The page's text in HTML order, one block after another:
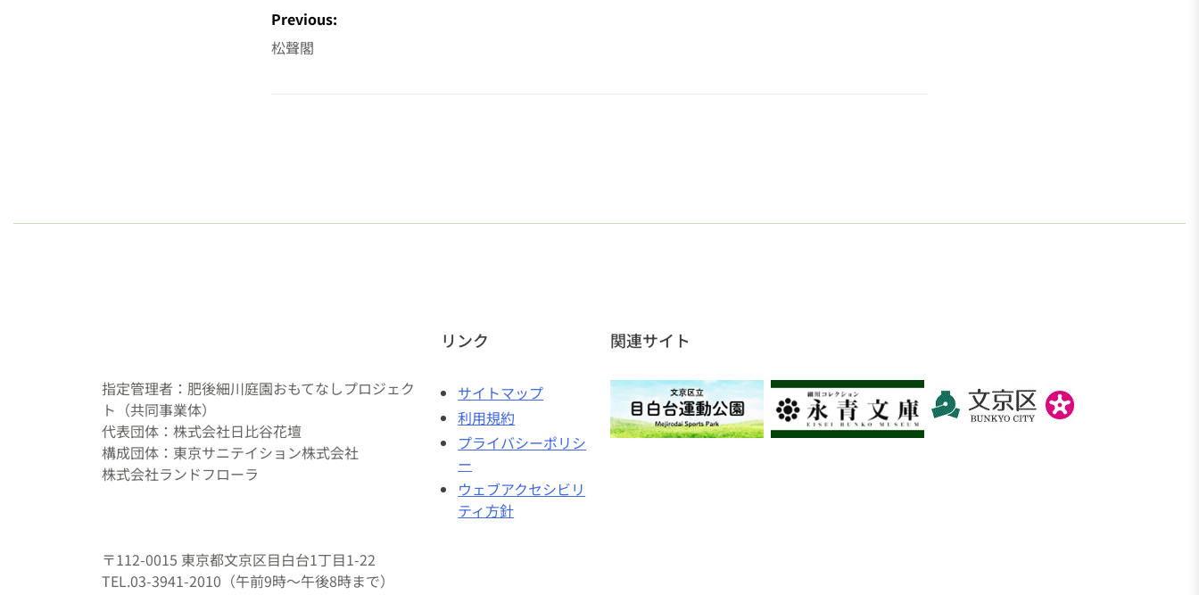
稿
ナ
ョ
Previous:
松聲閣
指定管理者：肥後細川庭園おもてなしプロジェク
ト（共同事業体）
代表団体：株式会社日比谷花壇
構成団体：東京サニテイション株式会社
株式会社ランドフローラ
〒112-0015 東京都文京区目白台1丁目1-22
TEL.03-3941-2010（午前9時～午後8時まで）
リンク
サイトマップ
利用規約
プライバシーポリシ
ー
ウェブアクセシビリ
ティ方針
関連サイト